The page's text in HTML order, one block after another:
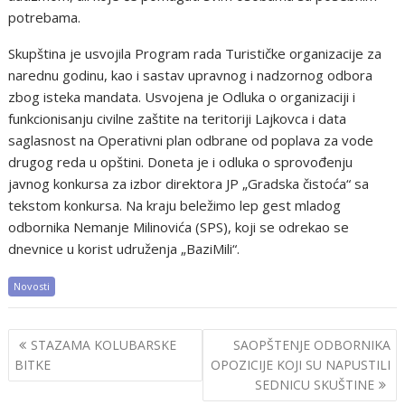
potrebama.
Skupština je usvojila Program rada Turističke organizacije za
narednu godinu, kao i sastav upravnog i nadzornog odbora
zbog isteka mandata. Usvojena je Odluka o organizaciji i
funkcionisanju civilne zaštite na teritoriji Lajkovca i data
saglasnost na Operativni plan odbrane od poplava za vode
drugog reda u opštini. Doneta je i odluka o sprovođenju
javnog konkursa za izbor direktora JP „Gradska čistoća“ sa
tekstom konkursa. Na kraju beležimo lep gest mladog
odbornika Nemanje Milinovića (SPS), koji se odrekao se
dnevnice u korist udruženja „BaziMili“.
Novosti
Post
navigation
STAZAMA KOLUBARSKE
BITKE
SAOPŠTENJE ODBORNIKA
OPOZICIJE KOJI SU NAPUSTILI
SEDNICU SKUŠTINE